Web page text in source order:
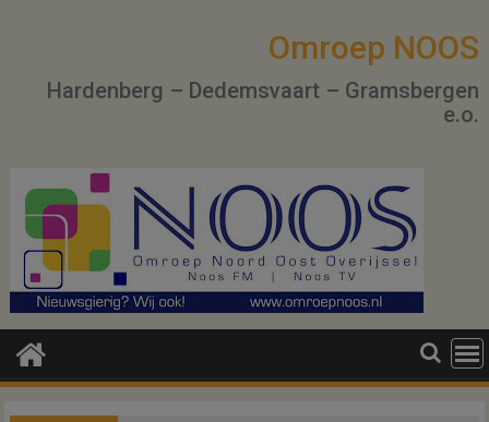
Omroep NOOS
Hardenberg – Dedemsvaart – Gramsbergen
e.o.